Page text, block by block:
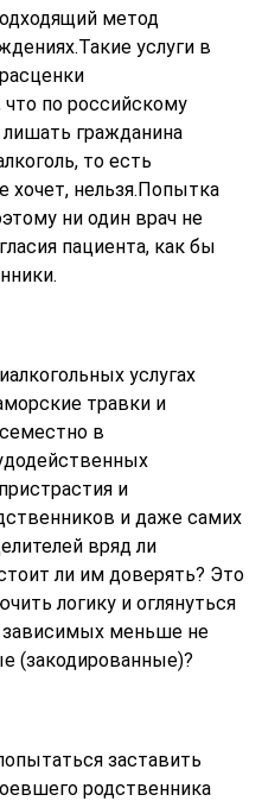
метод
услуги в
по российскому
лишать гражданина
то есть
хочет, нельзя.Попытка
ни один врач не
пациента, как бы
услугах
травки и
в
и
и даже самих
вряд ли
ли им доверять? Это
логику и оглянуться
зависимых меньше не
(закодированные)?
заставить
родственника